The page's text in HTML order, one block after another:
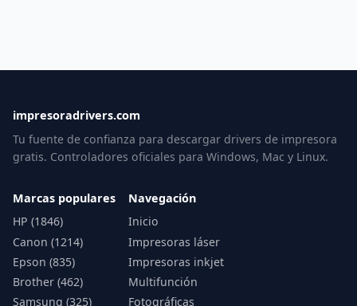
impresoradrivers.com
Tu fuente de confianza para descargar drivers de impresora
gratis. Controladores oficiales para Windows, Mac y Linux.
Marcas populares
HP (1846)
Canon (1214)
Epson (835)
Brother (462)
Samsung (325)
Navegación
Inicio
Impresoras láser
Impresoras inkjet
Multifunción
Fotográficas